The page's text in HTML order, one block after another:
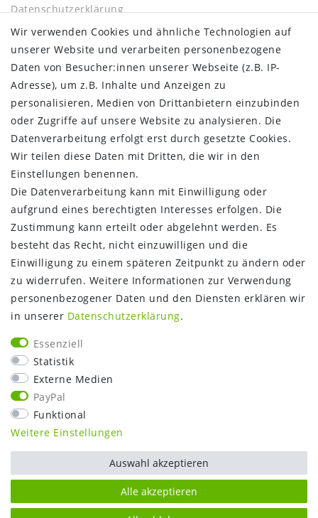
Daten­schutz­erklärung
AGB
Barrierefreiheitserklärung
Widerrufs­recht
Kontakt
Vertrag widerrufen
INFORMATIONEN:
Zahlungsinformationen
Versandinformationen
Über uns
Gutschein
NEWS
Google Maps
Kundenbewertungen
Kontakt
Mein Konto
Warenkorb
Kasse
Vorteile
Wir verwenden Cookies und ähnliche Technologien auf
unserer Website und verarbeiten personenbezogene
Daten von Besucher:innen unserer Webseite (z.B. IP-
Adresse), um z.B. Inhalte und Anzeigen zu
personalisieren, Medien von Drittanbietern einzubinden
oder Zugriffe auf unsere Website zu analysieren. Die
Datenverarbeitung erfolgt erst durch gesetzte Cookies.
Wir teilen diese Daten mit Dritten, die wir in den
Einstellungen benennen.
Die Datenverarbeitung kann mit Einwilligung oder
aufgrund eines berechtigten Interesses erfolgen. Die
Zustimmung kann erteilt oder abgelehnt werden. Es
besteht das Recht, nicht einzuwilligen und die
Einwilligung zu einem späteren Zeitpunkt zu ändern oder
zu widerrufen. Weitere Informationen zur Verwendung
personenbezogener Daten und den Diensten erklären wir
in unserer Daten­schutz­erklärung.
Essenziell
Statistik
Externe Medien
PayPal
Funktional
Weitere Einstellungen
Alle akzeptieren
Auswahl akzeptieren